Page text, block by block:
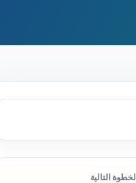
الخطوة التالية